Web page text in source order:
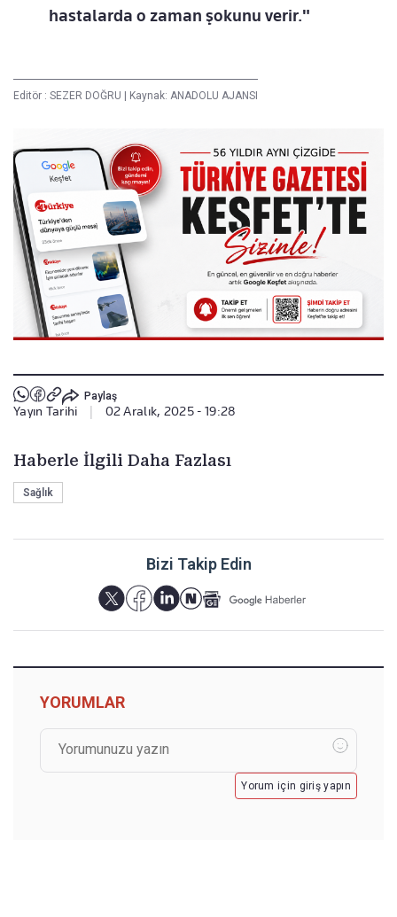
hastalarda o zaman şokunu verir."
Editör : SEZER DOĞRU | Kaynak: ANADOLU AJANSI
Paylaş
Yayın Tarihi 02 Aralık, 2025 - 19:28
Haberle İlgili Daha Fazlası
Sağlık
Bizi Takip Edin
YORUMLAR
Yorum için giriş yapın